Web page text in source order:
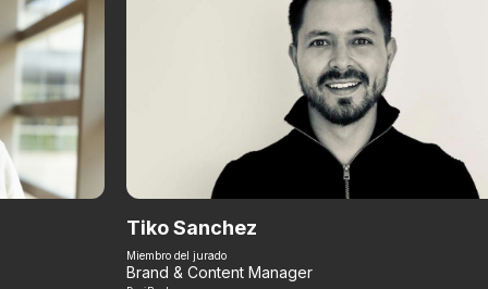
Tiko Sanchez
Miembro del jurado
Brand & Content Manager